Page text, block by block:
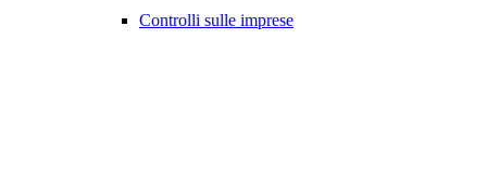
Controlli sulle imprese